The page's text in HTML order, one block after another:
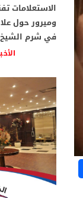
الاستعلامات
وميرور حول
في شرم الشيخ